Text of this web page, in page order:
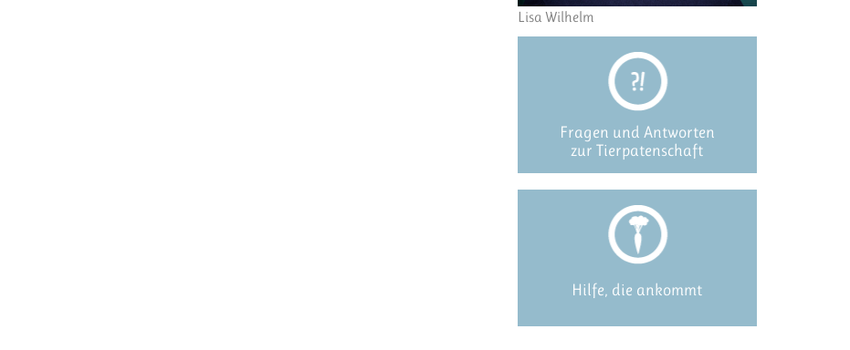
Lisa Wilhelm
Fragen und Antworten
zur Tierpatenschaft
Hilfe, die ankommt